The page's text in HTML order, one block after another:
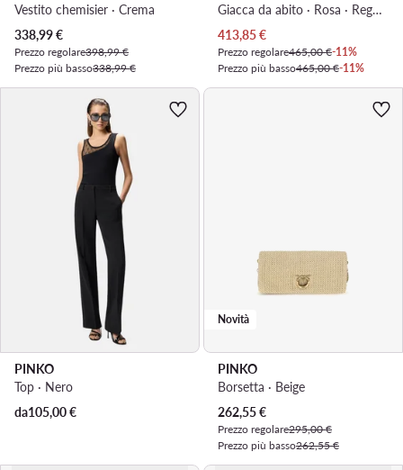
Vestito chemisier · Crema
Prezzo attuale
338,99€
Prezzo regolare398,99 €
Prezzo più basso338,99 €
Giacca da abito · Rosa · Regular Fit
Prezzo attuale
413,85€
Prezzo regolare465,00 €-11%
Prezzo più basso465,00 €-11%
PINKO
Top · Nero
da105,00€
Novità
PINKO
Borsetta · Beige
Prezzo attuale
262,55€
Prezzo regolare295,00 €
Prezzo più basso262,55 €